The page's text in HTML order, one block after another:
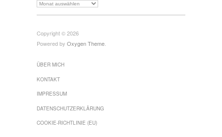
Archiv
Copyright © 2026
Powered by Oxygen Theme.
ÜBER MICH
KONTAKT
IMPRESSUM
DATENSCHUTZ­ERKLÄRUNG
COOKIE-RICHTLINIE (EU)